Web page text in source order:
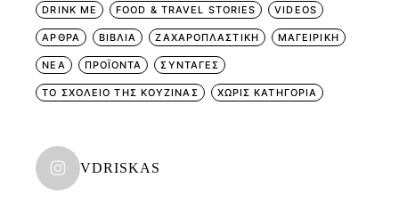
DRINK ME FOOD & TRAVEL STORIES VIDEOS
ΑΡΘΡΑ ΒΙΒΛΙΑ ΖΑΧΑΡΟΠΛΑΣΤΙΚΗ ΜΑΓΕΙΡΙΚΗ
ΝΕΑ ΠΡΟΪΟΝΤΑ ΣΥΝΤΑΓΕΣ
ΤΟ ΣΧΟΛΕΙΟ ΤΗΣ ΚΟΥΖΙΝΑΣ ΧΩΡΊΣ ΚΑΤΗΓΟΡΊΑ
VDRISKAS